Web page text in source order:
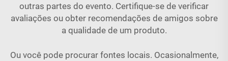
outras partes do evento. Certifique-se de verificar
avaliações ou obter recomendações de amigos sobre
a qualidade de um produto.
Ou você pode procurar fontes locais. Ocasionalmente,